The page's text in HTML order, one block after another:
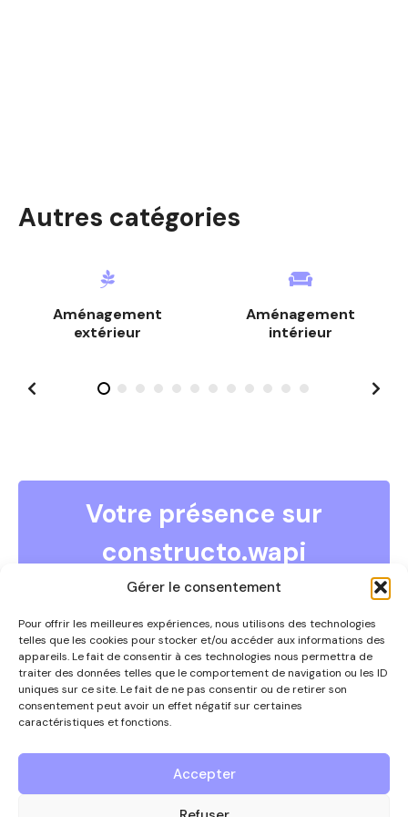
Gérer le consentement
Pour offrir les meilleures expériences, nous utilisons des technologies
telles que les cookies pour stocker et/ou accéder aux informations des
appareils. Le fait de consentir à ces technologies nous permettra de
traiter des données telles que le comportement de navigation ou les ID
uniques sur ce site. Le fait de ne pas consentir ou de retirer son
consentement peut avoir un effet négatif sur certaines
caractéristiques et fonctions.
Accepter
m
e
e
Autres catégories
Aménagement
extérieur
Aménagement
intérieur
Votre présence sur
constructo.wapi
COMMENT DEVENIR ANNONCEUR ?
Vous souhaitez devenir annonceur et faire partie de ce
guide ?
Contactez-nous par téléphone au 0497/67.09.54 ou
viainfo@constructowapi.be